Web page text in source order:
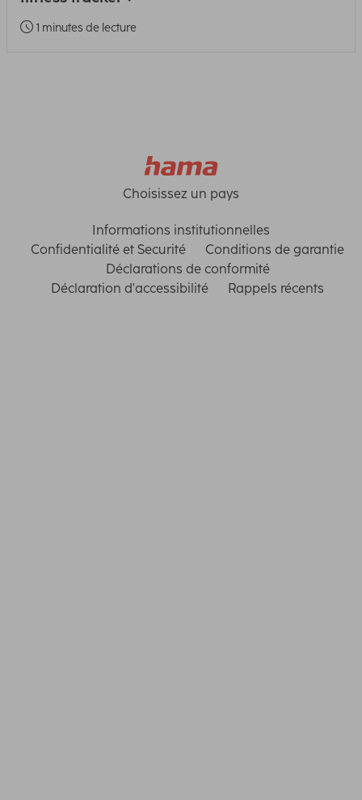
1 minutes de lecture
Choisissez un pays
Informations institutionnelles
Confidentialité et Securité
Conditions de garantie
Déclarations de conformité
Déclaration d'accessibilité
Rappels récents